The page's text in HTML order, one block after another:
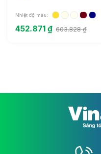
Nhiệt độ màu:
452.871 ₫ 603.828₫